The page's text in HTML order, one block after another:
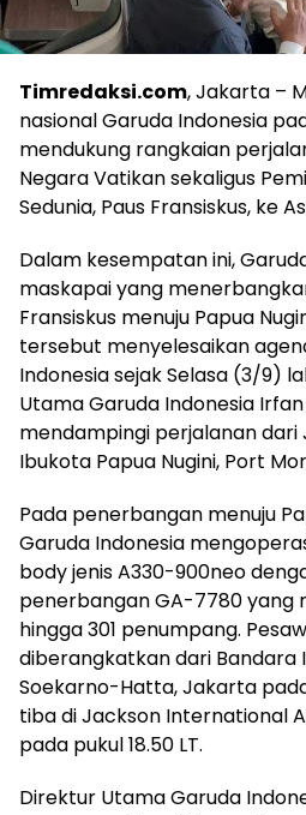
Timredaksi.com, Jakarta –
nasional Garuda Indonesia
mendukung rangkaian
Negara Vatikan sekaligus
Sedunia, Paus Fransiskus, ke
Dalam kesempatan ini,
maskapai yang
Fransiskus menuju Papua
tersebut menyelesaikan
Indonesia sejak Selasa (3/9)
Utama Garuda Indonesia
mendampingi perjalanan dari
Ibukota Papua Nugini, Port
Pada penerbangan menuju
Garuda Indonesia
body jenis A330-900neo
penerbangan GA-7780 yang
hingga 301 penumpang.
diberangkatkan dari Bandara
Soekarno-Hatta, Jakarta
tiba di Jackson International
pada pukul 18.50 LT.
Direktur Utama Garuda